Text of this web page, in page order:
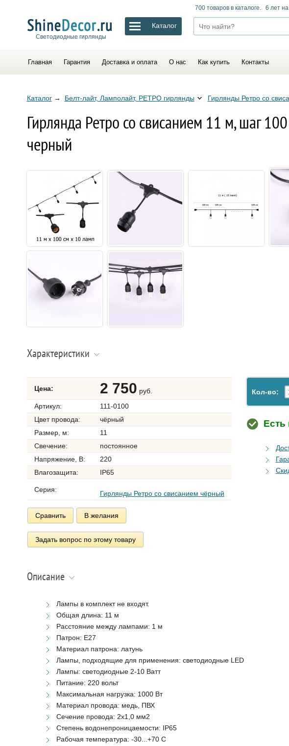
Светодиодные гирлянды
Каталог
700 товаров в каталоге. 6 лет
Главная Гарантия Доставка и оплата О нас Как купить Контакты
Каталог→ Белт-лайт, Ламполайт, РЕТРО гирлянды Гирлянды Ретро со
Гирлянда Ретро со свисанием 11 м, шаг
черный
Характеристики
Цена: 2 750 руб.
Артикул:
111-0100
Цвет провода:
чёрный
Размер, м:
11
Свечение:
постоянное
Напряжение, В:
220
Влагозащита:
IP65
Серия: Гирлянды Ретро со свисанием чёрный
Сравнить В желания
Задать вопрос по этому товару
Кол-во:
Есть
Описание
Лампы в комплект не входят.
Общая длина: 11 м
Расстояние между лампами: 1 м
Патрон: Е27
Материал патрона: латунь
Лампы, подходящие для применения: светодиодные LED
Лампы: светодиодные 2-10 Ватт
Питание: 220 вольт
Максимальная нагрузка: 1000 Вт
Материал провода: медь, ПВХ
Сечение провода: 2х1,0 мм2
Степень водонепроницаемости: IP65
Рабочая температура: -30...+70 С